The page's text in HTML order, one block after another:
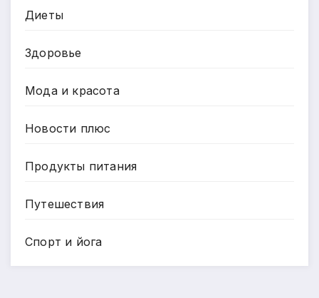
Диеты
Здоровье
Мода и красота
Новости плюс
Продукты питания
Путешествия
Спорт и йога